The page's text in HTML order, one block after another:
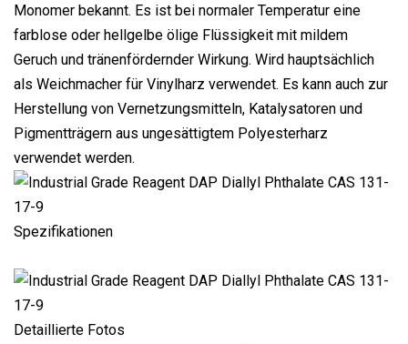
Monomer bekannt. Es ist bei normaler Temperatur eine
farblose oder hellgelbe ölige Flüssigkeit mit mildem
Geruch und tränenfördernder Wirkung. Wird hauptsächlich
als Weichmacher für Vinylharz verwendet. Es kann auch zur
Herstellung von Vernetzungsmitteln, Katalysatoren und
Pigmentträgern aus ungesättigtem Polyesterharz
verwendet werden.
Spezifikationen
Detaillierte Fotos